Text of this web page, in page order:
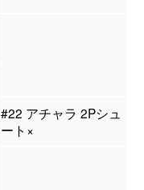
#22 アチャラ 2Pシュ
ート×